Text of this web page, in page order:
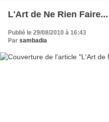
L'Art de Ne Rien Faire...
Publié le 29/08/2010 à 16:43
Par sambadia